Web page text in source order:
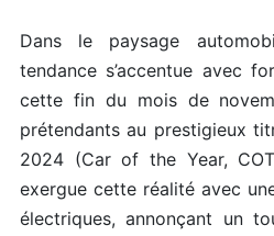
Dans le paysage
tendance s’accentue avec
cette fin du mois de
prétendants au prestigieux
2024 (Car of the Year,
exergue cette réalité avec
électriques, annonçant un